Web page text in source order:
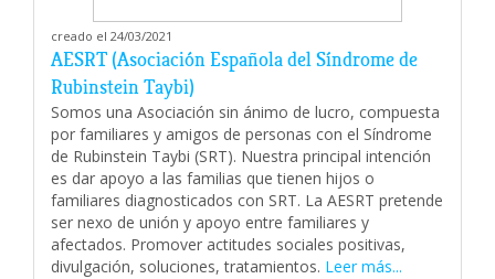
creado el 24/03/2021
AESRT (Asociación Española del Síndrome de
Rubinstein Taybi)
Somos una Asociación sin ánimo de lucro, compuesta
por familiares y amigos de personas con el Síndrome
de Rubinstein Taybi (SRT). Nuestra principal intención
es dar apoyo a las familias que tienen hijos o
familiares diagnosticados con SRT. La AESRT pretende
ser nexo de unión y apoyo entre familiares y
afectados. Promover actitudes sociales positivas,
divulgación, soluciones, tratamientos. Leer más...